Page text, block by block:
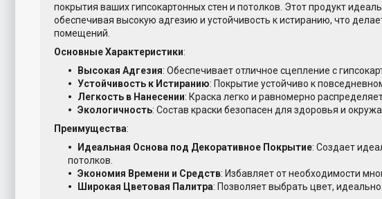
покрытия ваших гипсокартонных стен и потолков. Этот продукт
обеспечивая высокую адгезию и устойчивость к истиранию, что
помещений.
Основные Характеристики:
Высокая Адгезия: Обеспечивает отличное сцепление с
Устойчивость к Истиранию: Покрытие устойчиво к
Легкость в Нанесении: Краска легко и равномерно
Экологичность: Состав краски безопасен для здоровья и
Преимущества:
Идеальная Основа под Декоративное Покрытие: Создает
потолков.
Экономия Времени и Средств: Избавляет от необходимости
Широкая Цветовая Палитра: Позволяет выбрать цвет,